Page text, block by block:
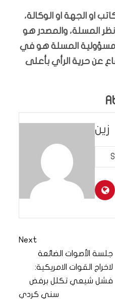
او الجهة او الوكالة،
المسلة، والمصدر هو
المسلة هو في
عن حرية الرأي بأعلى
زين
Next
جلسة الأصوات الضائعة
لاخراج القوات الامريكية:
فشل شيعي تكلل برفض
سني كردي